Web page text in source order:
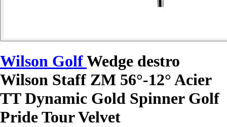
Wilson GolfWedge destro
Wilson Staff ZM 56°-12° Acier
TT Dynamic Gold Spinner Golf
Pride Tour Velvet